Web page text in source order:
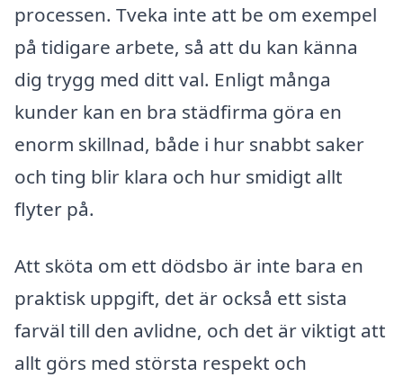
processen. Tveka inte att be om exempel
på tidigare arbete, så att du kan känna
dig trygg med ditt val. Enligt många
kunder kan en bra städfirma göra en
enorm skillnad, både i hur snabbt saker
och ting blir klara och hur smidigt allt
flyter på.
Att sköta om ett dödsbo är inte bara en
praktisk uppgift, det är också ett sista
farväl till den avlidne, och det är viktigt att
allt görs med största respekt och